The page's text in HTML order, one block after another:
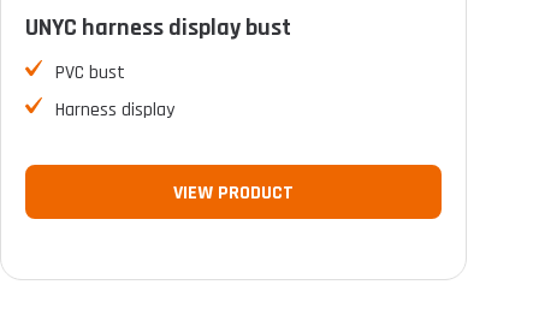
FILTER
UNYC harness display bust
PVC bust
Harness display
VIEW PRODUCT